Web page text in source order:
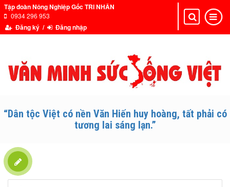
Tập đoàn Nông Nghiệp Gốc TRI NHÂN
0934 296 953
Đăng ký / Đăng nhập
Toggle
Toggle
navigation
“Dân tộc Việt có nền Văn Hiến huy hoàng, tất phải có
tương lai sáng lạn.”